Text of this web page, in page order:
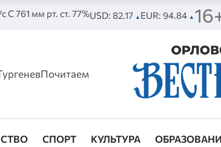
С 761 мм рт. ст. 77%USD: 82.17 ▲ EUR: 94.84 ▲
СПОРТ КУЛЬТУРА